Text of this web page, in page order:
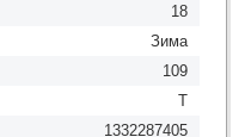
18
Зима
109
T
1332287405